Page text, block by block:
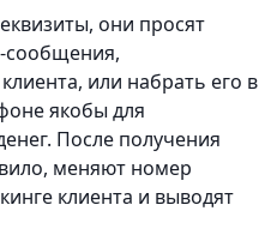
они просят
сообщения,
или набрать его в
якобы для
После получения
меняют номер
клиента и выводят